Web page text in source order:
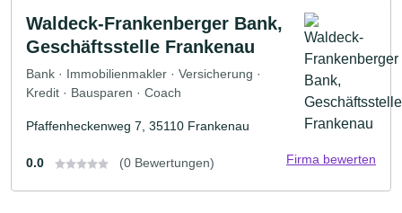
Waldeck-Frankenberger Bank,
Geschäftsstelle Frankenau
Bank · Immobilienmakler · Versicherung ·
Kredit · Bausparen · Coach
Pfaffenheckenweg 7, 35110 Frankenau
0.0 (0 Bewertungen) Firma bewerten